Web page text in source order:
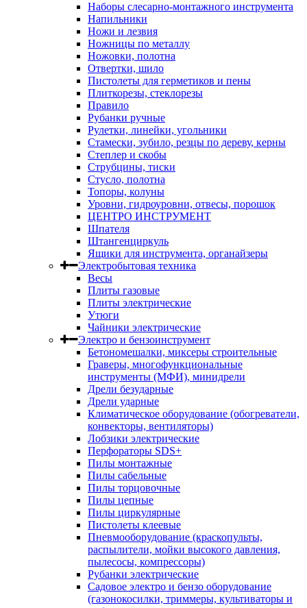
Наборы слесарно-монтажного инструмента
Напильники
Ножи и лезвия
Ножницы по металлу
Ножовки, полотна
Отвертки, шило
Пистолеты для герметиков и пены
Плиткорезы, стеклорезы
Правило
Рубанки ручные
Рулетки, линейки, угольники
Стамески, зубило, резцы по дереву, керны
Степлер и скобы
Струбцины, тиски
Стусло, полотна
Топоры, колуны
Уровни, гидроуровни, отвесы, порошок
ЦЕНТРО ИНСТРУМЕНТ
Шпателя
Штангенциркуль
Ящики для инструмента, органайзеры
Электробытовая техника
Весы
Плиты газовые
Плиты электрические
Утюги
Чайники электрические
Электро и бензоинструмент
Бетономешалки, миксеры строительные
Граверы, многофункциональные
инструменты (МФИ), минидрели
Дрели безударные
Дрели ударные
Климатическое оборудование (обогреватели,
конвекторы, вентиляторы)
Лобзики электрические
Перфораторы SDS+
Пилы монтажные
Пилы сабельные
Пилы торцовочные
Пилы цепные
Пилы циркулярные
Пистолеты клеевые
Пневмооборудование (краскопульты,
распылители, мойки высокого давления,
пылесосы, компрессоры)
Рубанки электрические
Садовое электро и бензо оборудование
(газонокосилки, триммеры, культиваторы и